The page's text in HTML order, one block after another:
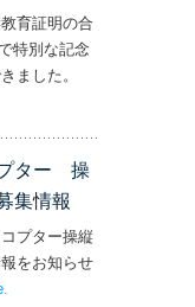
育証明の合
特別な記念
ました。
務からの嬉しいプレゼン
ター 操
集情報
プター操縦
をお知らせ